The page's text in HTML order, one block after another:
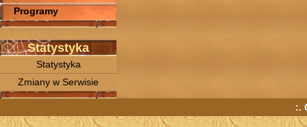
Programy
Statystyka
Statystyka
Zmiany w Serwisie
:.